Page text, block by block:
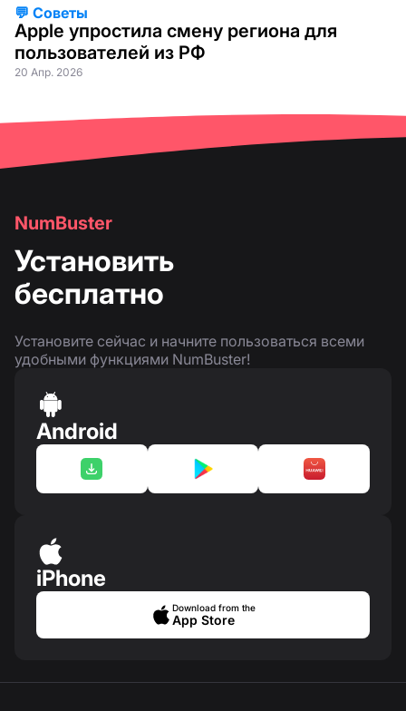
💬 Советы
Apple упростила смену региона для
пользователей из РФ
20 Апр. 2026
NumBuster
Установить
бесплатно
Установите сейчас и начните пользоваться всеми
удобными функциями NumBuster!
Android
iPhone
Download from the
App Store